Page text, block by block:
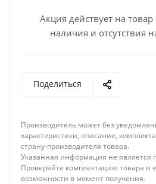
Акция действует на
наличия и отсутствия
Поделиться
Производитель может без
характеристики, описание,
страну-производителя товара.
Указанная информация не является
Проверяйте комплектацию товара и
возможности в момент получения.